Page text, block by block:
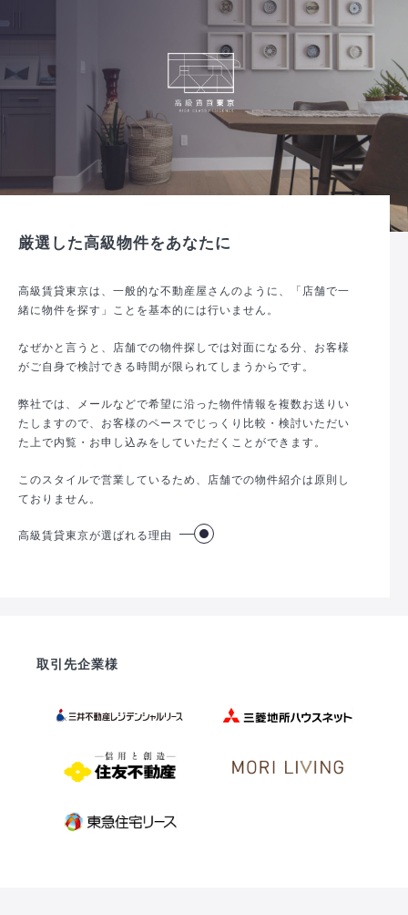
厳選した高級物件をあなたに
高級賃貸東京は、一般的な不動産屋さんのように、「店舗で一
緒に物件を探す」ことを基本的には行いません。
なぜかと言うと、店舗での物件探しでは対面になる分、お客様
がご自身で検討できる時間が限られてしまうからです。
弊社では、メールなどで希望に沿った物件情報を複数お送りい
たしますので、お客様のペースでじっくり比較・検討いただい
た上で内覧・お申し込みをしていただくことができます。
このスタイルで営業しているため、店舗での物件紹介は原則し
ておりません。
高級賃貸東京が選ばれる理由
取引先企業様